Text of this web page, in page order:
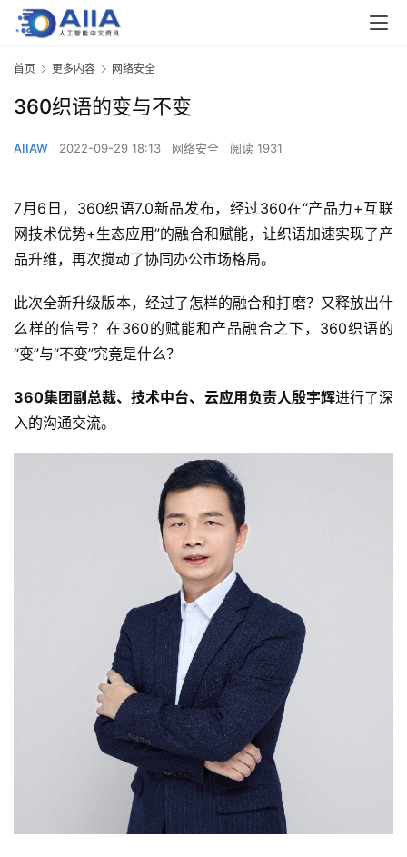
首页 更多内容 网络安全
360织语的变与不变
AIIAW 2022-09-29 18:13 网络安全 阅读 1931
7月6日，360织语7.0新品发布，经过360在“产品力+互联
网技术优势+生态应用”的融合和赋能，让织语加速实现了产
品升维，再次搅动了协同办公市场格局。
此次全新升级版本，经过了怎样的融合和打磨？又释放出什
么样的信号？在360的赋能和产品融合之下，360织语的
“变”与“不变”究竟是什么？
360集团副总裁、技术中台、云应用负责人殷宇辉进行了深
入的沟通交流。